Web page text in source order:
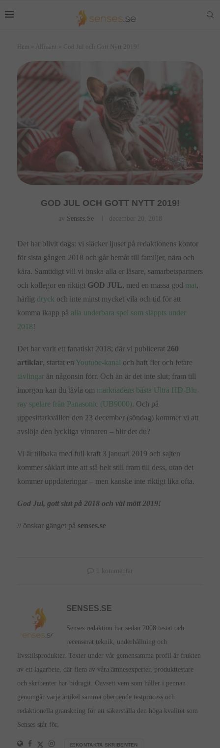
Hem » Allmänt » God Jul och Gott Nytt 2019!
GOD JUL OCH GOTT NYTT 2019!
av Senses.se december 20, 2018
Det har blivit dags: vi släcker ljuset på redaktionens kontor
för sista gången 2018 och går hemåt till familjer, nära och
kära. Samtidigt vill vi önska alla er läsare, samarbetspartners
och kollegor en riktigt GOD JUL, med en massa god mat,
härlig dryck och inte minst mycket vila och tid för att
komma ikapp på alla underbara spel som släppts under
2018!
Det har varit ett fanatiskt 2018; där vi publicerat 260
artiklar, startat en Youtube-kanal och haft fler och fetare
tävlingar än någonsin förr. Och än är det inte slut; fram till
imorgon kan du tävla om marknadens bästa Ultra HD-Blu-
ray spelare från Panasonic (UB9000). Och på
uppesittarkvällen den 23 december (söndag) kommer vi att
avslöja den lyckliga vinnaren – blir det du?
Vi är tillbaka med full kraft 3 januari 2019 och sajten
kommer såklart inte att stå helt still fram till dess, utan det
kommer uppdateringar – men kanske inte riktigt lika ofta.
God Jul, gott slut på 2018 och väl mött 2019!
// önskar gänget på senses.se
1 kommentar
SENSES.SE
Senses redaktion har sedan 2008 testat och
recenserat teknik, underhållning och
livsstilsprodukter. Texter under vår gemensamma profil är frukten
av ett lagarbete, där flera av våra ämnesexperter, produkttestare
och skribenter har bidragit. Oavsett vem som håller i pennan
genomgår varje artikel samma oberoende testprocess och
redaktionella granskning för att säkerställa den höga kvalitet som
Senses står för.
KONTAKTA SKRIBENTEN